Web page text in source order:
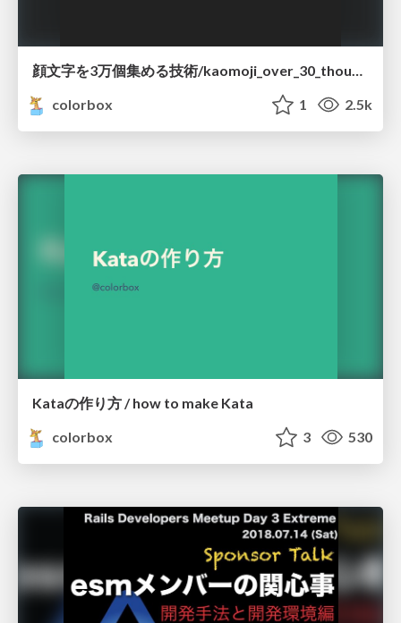
顔文字を3万個集める技術/kaomoji_over_30_thousand
colorbox
1 2.5k
Kataの作り方 / how to make Kata
colorbox
3 530